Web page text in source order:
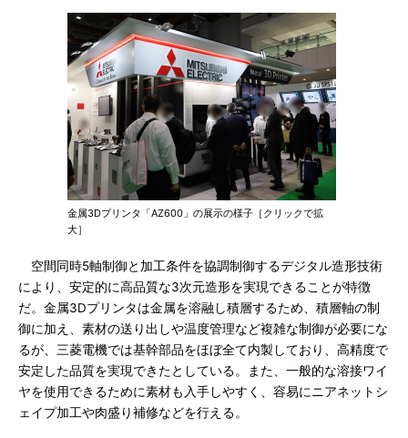
金属3Dプリンタ「AZ600」の展示の様子［クリックで拡
大］
空間同時5軸制御と加工条件を協調制御するデジタル造形技術
により、安定的に高品質な3次元造形を実現できることが特徴
だ。金属3Dプリンタは金属を溶融し積層するため、積層軸の制
御に加え、素材の送り出しや温度管理など複雑な制御が必要にな
るが、三菱電機では基幹部品をほぼ全て内製しており、高精度で
安定した品質を実現できたとしている。また、一般的な溶接ワイ
ヤを使用できるために素材も入手しやすく、容易にニアネットシ
ェイプ加工や肉盛り補修などを行える。